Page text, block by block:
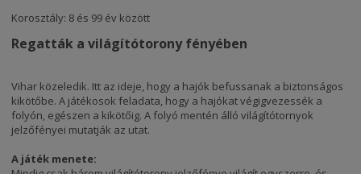
Korosztály: 8 és 99 év között
Regatták a világítótorony fényében
Vihar közeledik. Itt az ideje, hogy a hajók befussanak a biztonságos
kikötőbe. A játékosok feladata, hogy a hajókat végigvezessék a
folyón, egészen a kikötőig. A folyó mentén álló világítótornyok
jelzőfényei mutatják az utat.
A játék menete: